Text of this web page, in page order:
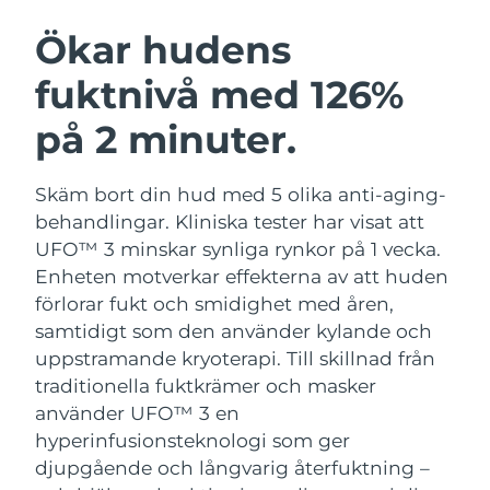
Ökar hudens
fuktnivå med 126%
på 2 minuter.
Skäm bort din hud med 5 olika anti-aging-
behandlingar. Kliniska tester har visat att
UFO™ 3 minskar synliga rynkor på 1 vecka.
Enheten motverkar effekterna av att huden
förlorar fukt och smidighet med åren,
samtidigt som den använder kylande och
uppstramande kryoterapi. Till skillnad från
traditionella fuktkrämer och masker
använder UFO™ 3 en
hyperinfusionsteknologi som ger
djupgående och långvarig återfuktning –
Ansiktsrengöring
Anti-aging massage
LUNA™ 4 Plus
Massage, LED heating
LUNA™ 4 Men
For men, anti-aging massage
Ansiktslyft
Microcurrent toning
BEAR™ 2 go
Microcurrent toning on-the-go
BEAR™ 2 eyes & lips
Microcurrent line smoothing device
Återfuktning
UFO™ 3-paket
Deep facial hydration
UFO™ 3 LED
Near-infrared and red light therapy
device
Munvård
issa™ 4
Hybrid silicone sonic toothbrush
issa™ 4 plus
Smart hybrid silicone sonic toothbrush
FAQ™ ANTI-AGING-BEHANDLING
Anti-aging LED-behandlingar
NEW
Österrike
Bahrain Förväntad leverans
Belgien Förväntad leverans
Bermuda Förväntad leverans14/8/26
Bosnien och
Hercegovina
Förväntad leverans11/8/26
Brunei Förväntad leverans
Bulgarien Förväntad leverans8/8/26
Kanada
Chile Förväntad leverans12/8/26